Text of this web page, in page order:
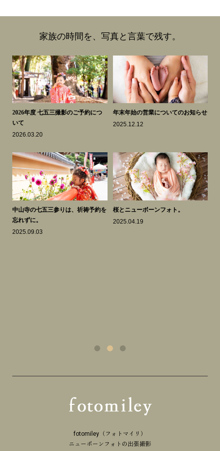
家族の時間を、写真と言葉で残す。
2026年度 七五三撮影のご予約につ
いて
2026.03.20
年末年始の営業についてのお知らせ
2025.12.12
中山寺の七五三参りは、祈祷予約を
忘れずに。
2025.09.03
桜とニューボーンフォト。
2025.04.19
fotomiley（フォトマイリ）
ニューボーンフォトの出張撮影